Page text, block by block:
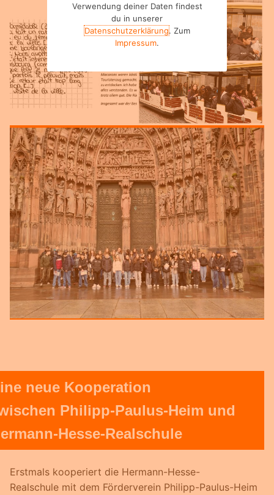
neue Kooperation
Philipp-Paulus-Heim und
Hesse-Realschule
Erstmals kooperiert die Hermann-Hesse-
Realschule mit dem Förderverein Philipp-Paulus-Heim
Verwendung deiner Daten findest
du in unserer
Datenschutzerklärung. Zum
Impressum.